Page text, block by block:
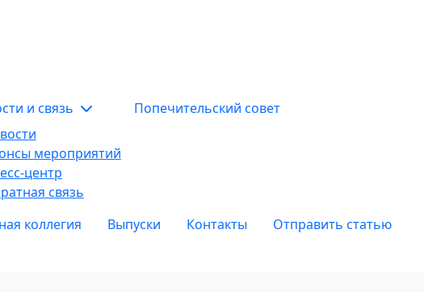
и связь
мероприятий
центр
связь
Попечительский совет
коллегия Выпуски Контакты
Отправить статью